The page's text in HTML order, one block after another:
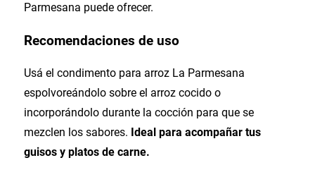
Parmesana puede ofrecer.
Recomendaciones de uso
Usá el condimento para arroz La Parmesana
espolvoreándolo sobre el arroz cocido o
incorporándolo durante la cocción para que se
mezclen los sabores. Ideal para acompañar tus
guisos y platos de carne.